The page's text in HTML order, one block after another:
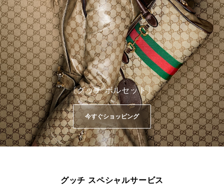
〔グッチ ボルセット〕
今すぐショッピング
グッチ スペシャルサービス